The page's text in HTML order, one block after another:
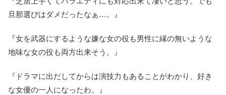
旦那選びはダメだったなぁ…。』
『女を武器にするような嫌な女の役も男性に縁の無いような
地味な女の役も両方出来そう。』
『ドラマに出だしてからは演技力もあることがわかり、好き
な女優の一人になったわ。』